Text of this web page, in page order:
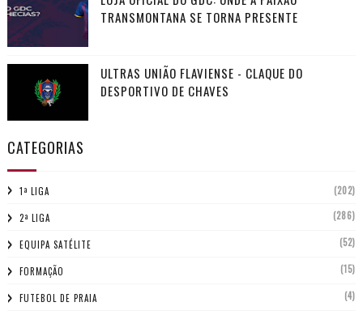
TRANSMONTANA SE TORNA PRESENTE
ULTRAS UNIÃO FLAVIENSE - CLAQUE DO
DESPORTIVO DE CHAVES
CATEGORIAS
1ª LIGA (202)
2ª LIGA (286)
EQUIPA SATÉLITE (52)
FORMAÇÃO (15)
FUTEBOL DE PRAIA (4)